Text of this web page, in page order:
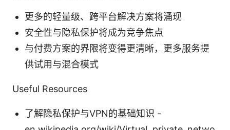
更多的轻量级、跨平台解决方案将涌现
安全性与隐私保护将成为竞争焦点
与付费方案的界限将变得更清晰，更多服务提
供试用与混合模式
Useful Resources
了解隐私保护与VPN的基础知识 -